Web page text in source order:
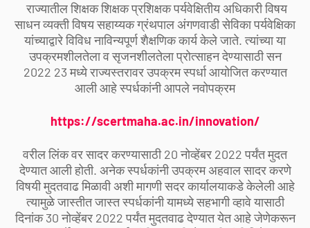
राज्यातील शिक्षक शिक्षक प्रशिक्षक पर्यवेक्षितीय अधिकारी विषय
साधन व्यक्ती विषय सहाय्यक ग्रंथपाल अंगणवाडी सेविका पर्यवेक्षिका
यांच्याद्वारे विविध नाविन्यपूर्ण शैक्षणिक कार्य केले जाते. त्यांच्या या
उपक्रमशीलतेला व सृजनशीलतेला प्रोत्साहन देण्यासाठी सन
2022 23 मध्ये राज्यस्तरावर उपक्रम स्पर्धा आयोजित करण्यात
आली आहे स्पर्धकांनी आपले नवोपक्रम
https://scertmaha.ac.in/innovation/
वरील लिंक वर सादर करण्यासाठी 20 नोव्हेंबर 2022 पर्यंत मुदत
देण्यात आली होती. अनेक स्पर्धकांनी उपक्रम अहवाल सादर करणे
विषयी मुदतवाढ मिळावी अशी मागणी सदर कार्यालयाकडे केलेली आहे
त्यामुळे जास्तीत जास्त स्पर्धकांनी यामध्ये सहभागी व्हावे यासाठी
दिनांक 30 नोव्हेंबर 2022 पर्यंत मुदतवाढ देण्यात येत आहे जेणेकरून